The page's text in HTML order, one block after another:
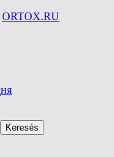
ORTOX.RU